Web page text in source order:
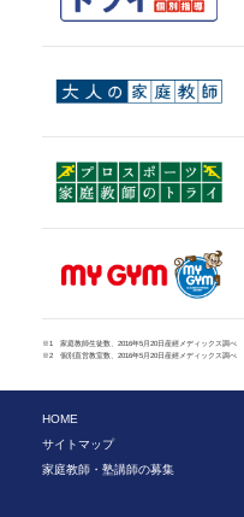
※1 家庭教師生徒数、2016年5月20日産經メディックス調べ
※2 個別直営教室数、2016年5月20日産經メディックス調べ
HOME
サイトマップ
家庭教師・塾講師の募集